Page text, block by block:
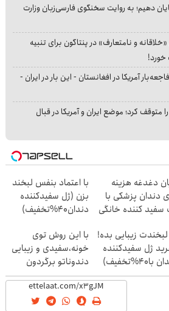
دهیم؛ به روایت سخنگوی فارسی‌زبان وزارت
و نامتعارف» در پنتاگون برای تنبیه
خورد!
آمریکا در افغانستان - این بار در ایران -
متوقف کرد؛ موضع ایران و آمریکا در قبال
دغدغه هزینه
دندان پزشکی با
سفید کننده خانگی
با اعتماد بنفس لبخند
بزن (ژل سفیدکننده
دندان40%تخفیف)
زیبایی بده!
ژل سفیدکننده
با این روش توی
خونه،سفیدی و زیبایی
دندوناتو برگردون
(40%off)